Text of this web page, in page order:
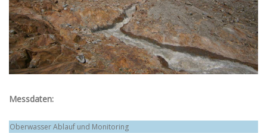
Messdaten:
​Oberwasser Ablauf und Monitoring